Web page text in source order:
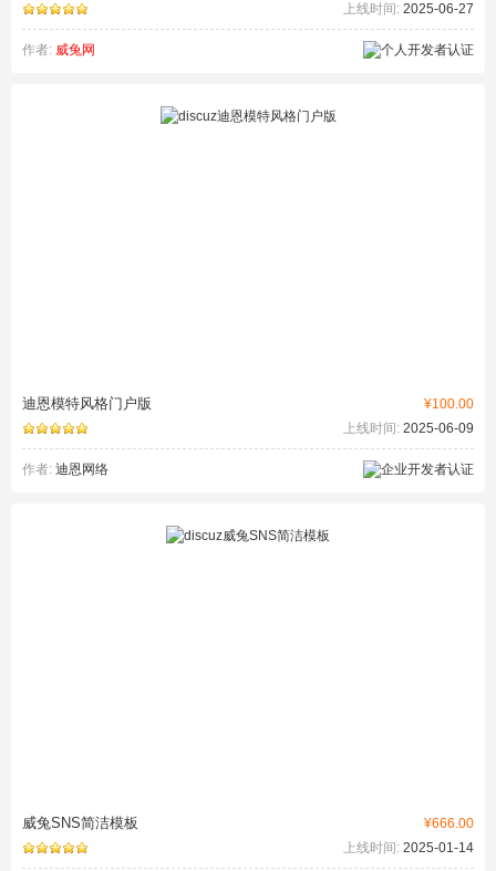
上线时间: 2025-06-27
作者: 威兔网
¥100.00
迪恩模特风格门户版
上线时间: 2025-06-09
作者: 迪恩网络
¥666.00
威兔SNS简洁模板
上线时间: 2025-01-14